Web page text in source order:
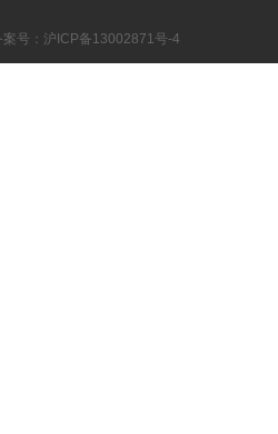
号： 沪ICP备13002871号-4